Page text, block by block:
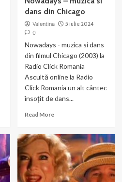
dans din Chicago
Valentina
5 iulie 2024
0
Nowadays - muzica si dans
din filmul Chicago (2003) la
Radio Click Romania
Ascultă online la Radio
Click Romania un alt cântec
însoțit de dans...
Read MoreRead
Nowadays
–
muzica
si
dans